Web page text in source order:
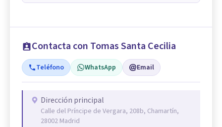
Contacta con Tomas Santa Cecilia
Teléfono WhatsApp Email
Dirección principal
Calle del Príncipe de Vergara, 208b, Chamartín,
28002 Madrid